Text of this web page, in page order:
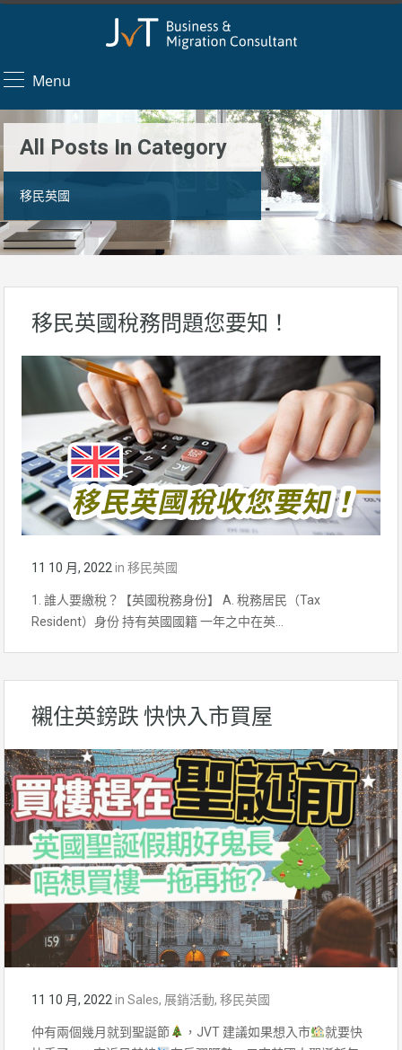
Menu
All Posts In Category
移民英國
移民英國稅務問題您要知！
11 10 月, 2022 in 移民英國
1. 誰人要繳稅？【英國稅務身份】 A. 稅務居民（Tax
Resident）身份 持有英國國籍 一年之中在英…
襯住英鎊跌 快快入市買屋
11 10 月, 2022 in Sales, 展銷活動, 移民英國
仲有兩個幾月就到聖誕節 ，JVT 建議如果想入市
就要快